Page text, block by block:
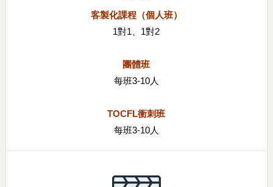
客製化課程（個人班）
1對1、1對2
團體班
每班3-10人
TOCFL衝刺班
每班3-10人